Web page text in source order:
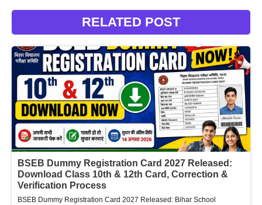
RELATED POST
BSEB Dummy Registration Card 2027 Released:
Download Class 10th & 12th Card, Correction &
Verification Process
BSEB Dummy Registration Card 2027 Released: Bihar School